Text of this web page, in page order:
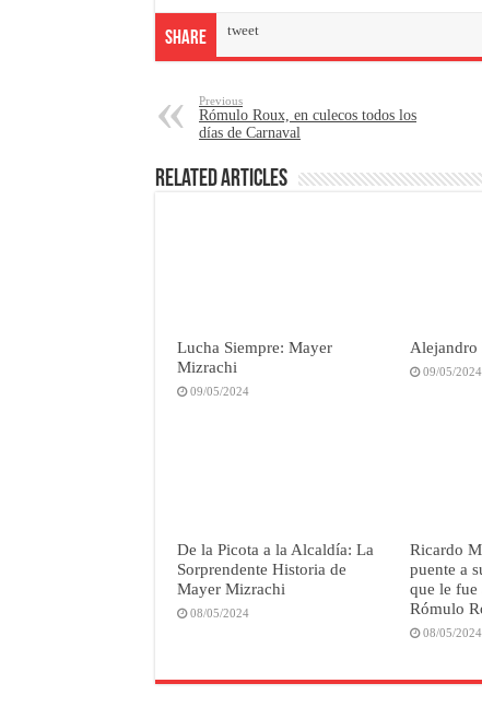
Share tweet
Previous
Rómulo Roux, en culecos todos los
días de Carnaval
Related Articles
Lucha Siempre: Mayer
Mizrachi
09/05/2024
Alejandro
09/05/2024
De la Picota a la Alcaldía: La
Sorprendente Historia de
Mayer Mizrachi
08/05/2024
Ricardo
puente a
que le fue
Rómulo
08/05/2024